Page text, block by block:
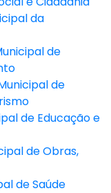
da
de
de
de Educação e
de Obras,
de Saúde